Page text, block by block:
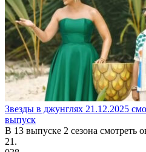
Звезды в джунглях 21.12.2025
выпуск
В 13 выпуске 2 сезона смотреть
21.